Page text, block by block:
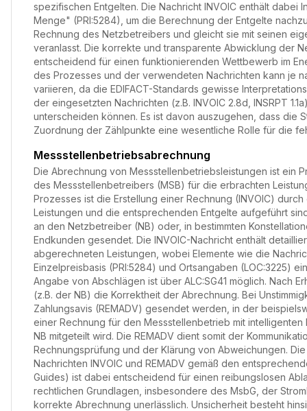
spezifischen Entgelten. Die Nachricht INVOIC enthält dabei
Menge" (PRI:5284), um die Berechnung der Entgelte
Rechnung des Netzbetreibers und gleicht sie mit seinen
veranlasst. Die korrekte und transparente Abwicklung der
entscheidend für einen funktionierenden Wettbewerb im
des Prozesses und der verwendeten Nachrichten kann je
variieren, da die EDIFACT-Standards gewisse
der eingesetzten Nachrichten (z.B. INVOIC 2.8d, INSRPT
unterscheiden können. Es ist davon auszugehen, dass die
Zuordnung der Zählpunkte eine wesentliche Rolle für die
Messstellenbetriebsabrechnung
Die Abrechnung von Messstellenbetriebsleistungen ist ein
des Messstellenbetreibers (MSB) für die erbrachten
Prozesses ist die Erstellung einer Rechnung (INVOIC)
Leistungen und die entsprechenden Entgelte aufgeführt
an den Netzbetreiber (NB) oder, in bestimmten
Endkunden gesendet. Die INVOIC-Nachricht enthält
abgerechneten Leistungen, wobei Elemente wie die
Einzelpreisbasis (PRI:5284) und Ortsangaben (LOC:3225)
Angabe von Abschlägen ist über ALC:SG41 möglich. Nach
(z.B. der NB) die Korrektheit der Abrechnung. Bei
Zahlungsavis (REMADV) gesendet werden, in der
einer Rechnung für den Messstellenbetrieb mit
NB mitgeteilt wird. Die REMADV dient somit der
Rechnungsprüfung und der Klärung von Abweichungen.
Nachrichten INVOIC und REMADV gemäß den
Guides) ist dabei entscheidend für einen reibungslosen
rechtlichen Grundlagen, insbesondere des MsbG, der
korrekte Abrechnung unerlässlich. Unsicherheit besteht